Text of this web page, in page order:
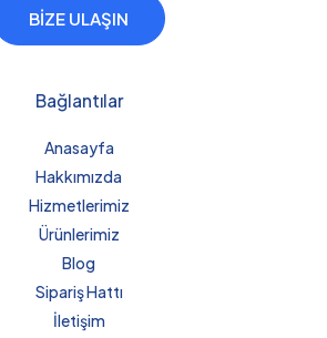
BİZE ULAŞIN
Bağlantılar
Anasayfa
Hakkımızda
Hizmetlerimiz
Ürünlerimiz
Blog
Sipariş Hattı
İletişim